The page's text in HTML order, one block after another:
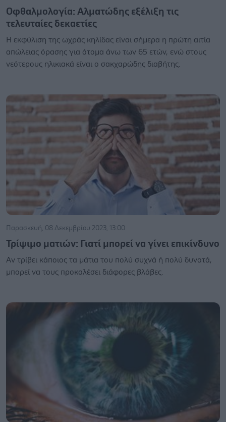
Οφθαλμολογία: Αλματώδης εξέλιξη τις
τελευταίες δεκαετίες
Η εκφύλιση της ωχράς κηλίδας είναι σήμερα η πρώτη αιτία
απώλειας όρασης για άτομα άνω των 65 ετών, ενώ στους
νεότερους ηλικιακά είναι ο σακχαρώδης διαβήτης.
Παρασκευή, 08 Δεκεμβρίου 2023, 13:00
Τρίψιμο ματιών: Γιατί μπορεί να γίνει επικίνδυνο
Αν τρίβει κάποιος τα μάτια του πολύ συχνά ή πολύ δυνατά,
μπορεί να τους προκαλέσει διάφορες βλάβες.